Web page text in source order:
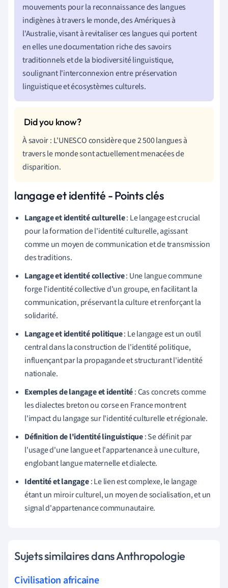
mouvements pour la reconnaissance des langues
indigènes à travers le monde, des Amériques à
l'Australie, visant à revitaliser ces langues qui portent
en elles une documentation riche des savoirs
traditionnels et de la biodiversité linguistique,
soulignant l'interconnexion entre préservation
linguistique et écosystèmes culturels.
À savoir : L'UNESCO considère que 2 500 langues à
travers le monde sont actuellement menacées de
disparition.
langage et identité - Points clés
Langage et identité culturelle: Le langage est crucial
pour la formation de l'identité culturelle, agissant
comme un moyen de communication et de transmission
des traditions.
Langage et identité collective: Une langue commune
forge l'identité collective d'un groupe, en facilitant la
communication, préservant la culture et renforçant la
solidarité.
Langage et identité politique: Le langage est un outil
central dans la construction de l'identité politique,
influençant par la propagande et structurant l'identité
nationale.
Exemples de langage et identité: Cas concrets comme
les dialectes breton ou corse en France montrent
l'impact du langage sur l'identité culturelle et régionale.
Définition de l'identité linguistique: Se définit par
l'usage d'une langue et l'appartenance à une culture,
englobant langue maternelle et dialecte.
Identité et langage: Le lien est complexe, le langage
étant un miroir culturel, un moyen de socialisation, et un
signal d'appartenance communautaire.
Sujets similaires dans Anthropologie
Civilisation africaine